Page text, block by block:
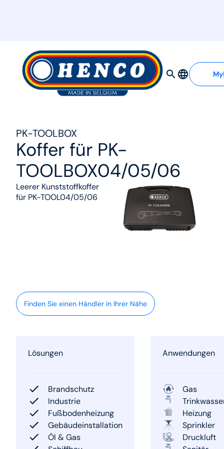
PK-TOOLBOX
Koffer für PK-
TOOLBOX04/05/06
Leerer Kunststoffkoffer
für PK-TOOL04/05/06
Finden Sie einen Händler in Ihrer Nähe
Lösungen
Brandschutz
Industrie
Fußbodenheizung
Gebäudeinstallation
Öl & Gas
Anwendungen
Gas
Heizung
Sprinkler
Druckluft